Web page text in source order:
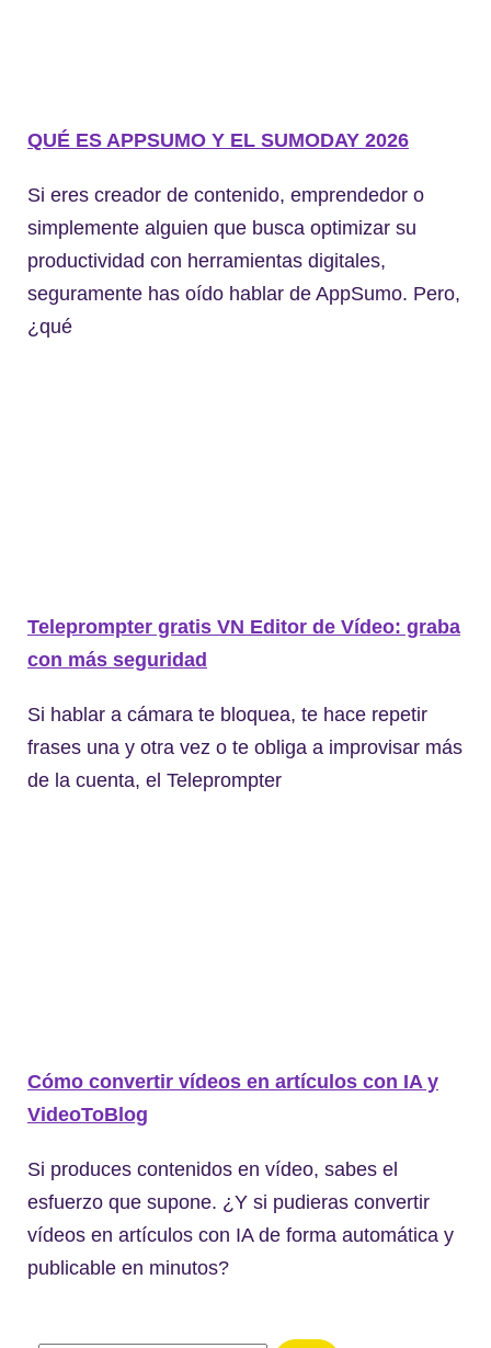
QUÉ ES APPSUMO Y EL SUMODAY 2026
Si eres creador de contenido, emprendedor o
simplemente alguien que busca optimizar su
productividad con herramientas digitales,
seguramente has oído hablar de AppSumo. Pero,
¿qué
Teleprompter gratis VN Editor de Vídeo: graba
con más seguridad
Si hablar a cámara te bloquea, te hace repetir
frases una y otra vez o te obliga a improvisar más
de la cuenta, el Teleprompter
Cómo convertir vídeos en artículos con IA y
VideoToBlog
Si produces contenidos en vídeo, sabes el
esfuerzo que supone. ¿Y si pudieras convertir
vídeos en artículos con IA de forma automática y
publicable en minutos?